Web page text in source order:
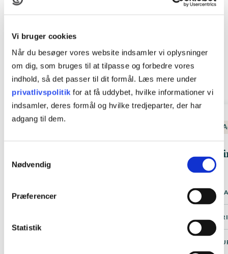
Vi bruger cookies
Når du besøger vores website indsamler vi oplysninger
om dig, som bruges til at tilpasse og forbedre vores
indhold, så det passer til dit formål. Læs mere under
privatlivspolitik for at få uddybet, hvilke informationer vi
indsamler, deres formål og hvilke tredjeparter, der har
adgang til dem.
Nødvendig
Præferencer
Statistik
Andre relevante kurser
Se alle kurser
kommunikation i din virksomhed
STARTDATO Er på vej